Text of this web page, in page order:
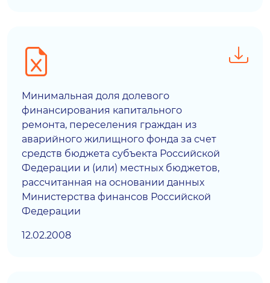
Минимальная доля долевого
финансирования капитального
ремонта, переселения граждан из
аварийного жилищного фонда за счет
средств бюджета субъекта Российской
Федерации и (или) местных бюджетов,
рассчитанная на основании данных
Министерства финансов Российской
Федерации
12.02.2008